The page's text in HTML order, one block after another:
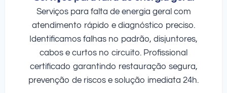
Serviços para falta de energia geral com
atendimento rápido e diagnóstico preciso.
Identificamos falhas no padrão, disjuntores,
cabos e curtos no circuito. Profissional
certificado garantindo restauração segura,
prevenção de riscos e solução imediata 24h.